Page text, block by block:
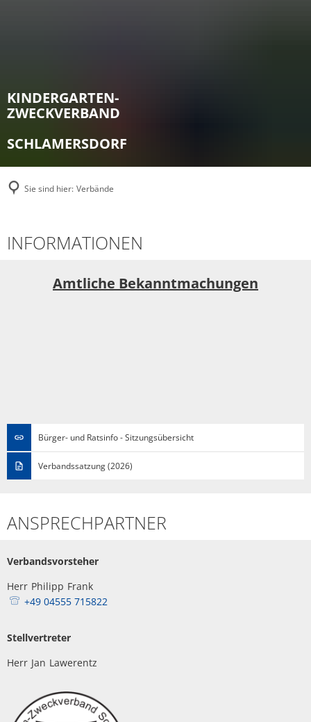
KINDERGARTEN-
ZWECKVERBAND
SCHLAMERSDORF
Sie sind hier: Verbände
(Schlamersdorf)
INFORMATIONEN
Amtliche Bekanntmachungen
Bürger- und Ratsinfo - Sitzungsübersicht
Verbandssatzung (2026)
ANSPRECHPARTNER
Verbandsvorsteher
Herr Philipp Frank
+49 04555 715822
Stellvertreter
Herr Jan Lawerentz